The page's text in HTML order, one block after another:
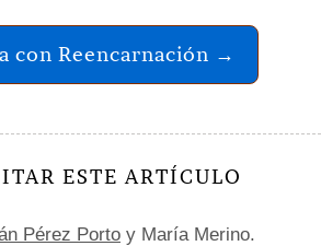
con Reencarnación →
ESTE ARTÍCULO
Pérez Porto y María Merino.